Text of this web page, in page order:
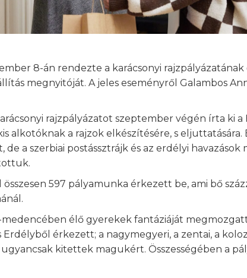
8-án rendezte a karácsonyi rajzpályázatának
megnyitóját. A jeles eseményről Galambos
rajzpályázatot szeptember végén írta ki a
alkotóknak a rajzok elkészítésére, s
a szerbiai postássztrájk és az erdélyi havazások
összesen 597 pályamunka érkezett be, ami bő
medencében élő gyerekek fantáziáját
Erdélyből érkezett; a nagymegyeri, a zentai, a
kitettek magukért. Összességében a